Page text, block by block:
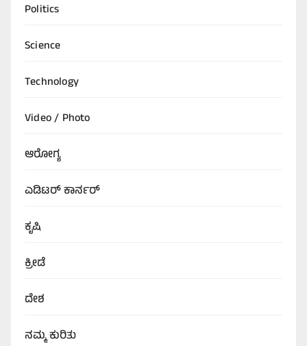
Politics
Science
Technology
Video / Photo
ಆರೋಗ್ಯ
ಎಡಿಟರ್‌ ಕಾರ್ನರ್
ಕೃಷಿ
ಕ್ರೀಡೆ
ದೇಶ
ನಮ್ಮ ಕುರಿತು